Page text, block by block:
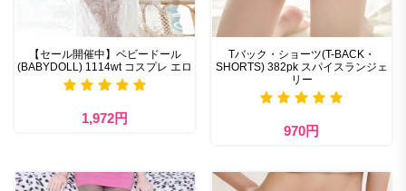
【セール開催中】ベビードール
(BABYDOLL) 1114wt コスプレ エロ
1,972円
Tバック・ショーツ(T-BACK・
SHORTS) 382pk スパイスランジェ
リー
970円